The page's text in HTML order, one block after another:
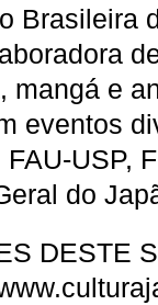
Brasileira
mangá e
eventos
USP,
do
DESTE